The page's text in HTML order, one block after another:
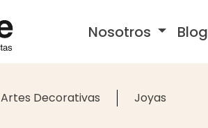
Nosotros Blog
Artes Decorativas Joyas